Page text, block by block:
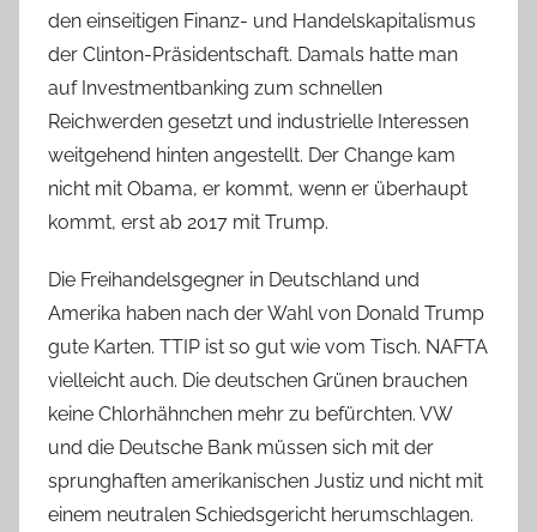
den einseitigen Finanz- und Handelskapitalismus
der Clinton-Präsidentschaft. Damals hatte man
auf Investmentbanking zum schnellen
Reichwerden gesetzt und industrielle Interessen
weitgehend hinten angestellt. Der Change kam
nicht mit Obama, er kommt, wenn er überhaupt
kommt, erst ab 2017 mit Trump.
Die Freihandelsgegner in Deutschland und
Amerika haben nach der Wahl von Donald Trump
gute Karten. TTIP ist so gut wie vom Tisch. NAFTA
vielleicht auch. Die deutschen Grünen brauchen
keine Chlorhähnchen mehr zu befürchten. VW
und die Deutsche Bank müssen sich mit der
sprunghaften amerikanischen Justiz und nicht mit
einem neutralen Schiedsgericht herumschlagen.